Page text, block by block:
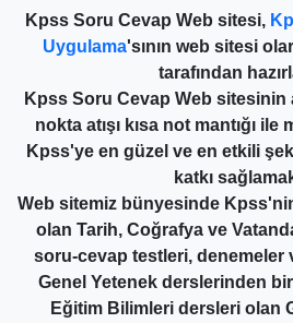
Kpss Soru Cevap Web sitesi,
Uygulama'sının web sitesi
tarafından
Kpss Soru Cevap Web sitesinin
nokta atışı kısa not mantığı ile
Kpss'ye en güzel ve en etkili
katkı
Web sitemiz bünyesinde
olan Tarih, Coğrafya ve
soru-cevap testleri, denemeler
Genel Yetenek derslerinden
Eğitim Bilimleri dersleri olan